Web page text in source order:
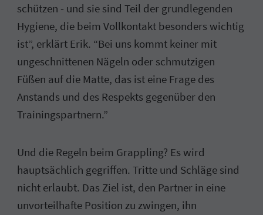
schützen - und sie sind Teil der grundlegenden
Hygiene, die beim Vollkontakt besonders wichtig
ist”, erklärt Erik. “Bei uns kommt keiner mit
ungeschnittenen Nägeln oder schmutzigen
Füßen auf die Matte, das ist eine Frage des
Anstands und des Respekts gegenüber den
Trainingspartnern.”
Und die Regeln beim Grappling? Es wird
hauptsächlich gegriffen. Tritte und Schläge sind
nicht erlaubt. Das Ziel ist, den Partner in eine
unvorteilhafte Position zu zwingen, ihn